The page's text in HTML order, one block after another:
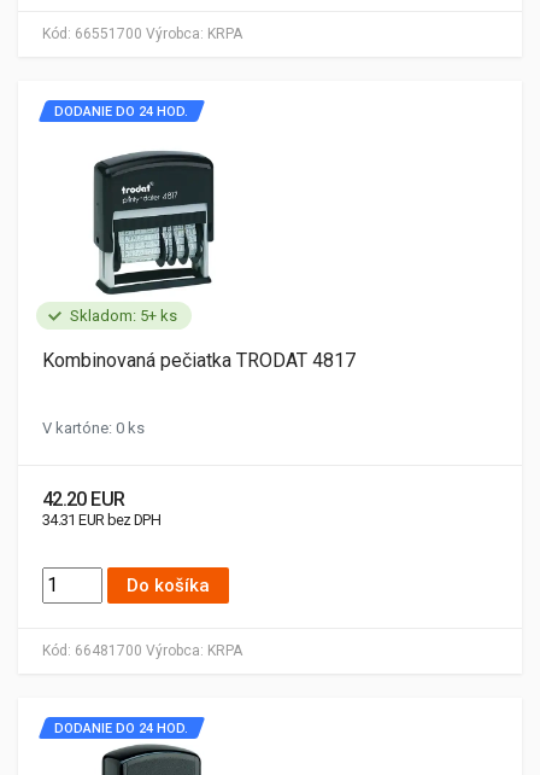
Kód: 66551700 Výrobca: KRPA
Skladom: 5+ ks
Kód: 66481700 Výrobca: KRPA
DODANIE DO 24 HOD.
Kombinovaná pečiatka TRODAT 4817
V kartóne: 0 ks
42.20 EUR
34.31 EUR bez DPH
Do košíka
DODANIE DO 24 HOD.